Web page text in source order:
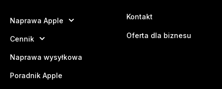
Naprawa Apple
Cennik
Naprawa wysyłkowa
Poradnik Apple
Kontakt
Oferta dla biznesu